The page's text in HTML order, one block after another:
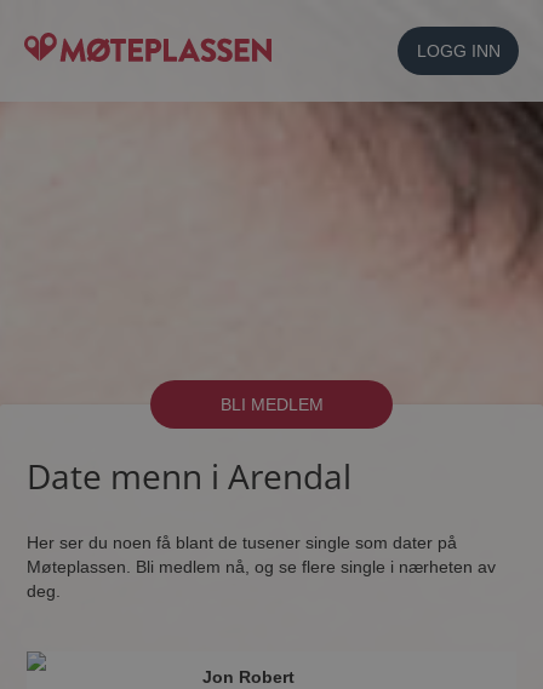
LOGG INN
BLI MEDLEM
Date menn i Arendal
Her ser du noen få blant de tusener single som dater på
Møteplassen. Bli medlem nå, og se flere single i nærheten av
deg.
Jon Robert